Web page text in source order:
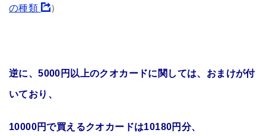
の種類 ）
逆に、5000円以上のクオカードに関しては、おまけが付
いており、
10000円で買えるクオカードは10180円分、